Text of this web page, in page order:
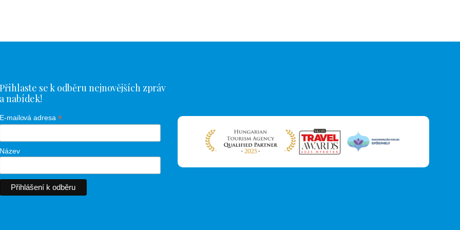
Přihlaste se k odběru nejnovějších zpráv
a nabídek!
E-mailová adresa *
Název